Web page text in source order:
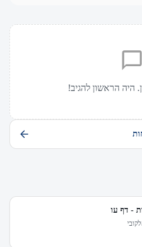
היה הראשון להגיב!
- דף עו